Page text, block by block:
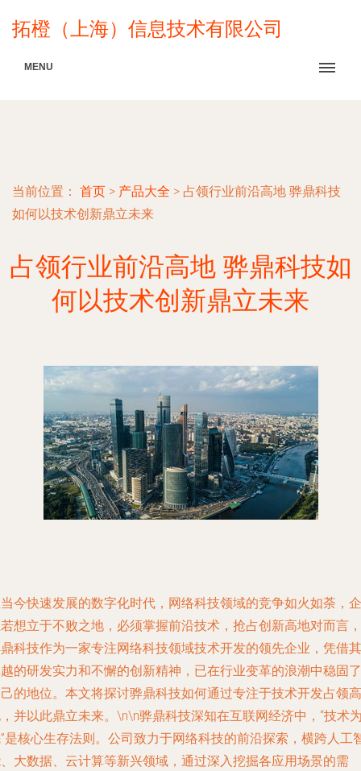
拓橙（上海）信息技术有限公司
MENU
当前位置： 首页 > 产品大全 > 占领行业前沿高地 骅鼎科技
如何以技术创新鼎立未来
占领行业前沿高地 骅鼎科技如
何以技术创新鼎立未来
今快速发展的数字化时代，网络科技领域的竞争如火如荼，企
想立于不败之地，必须掌握前沿技术，抢占创新高地对而言，
科技作为一家专注网络科技领域技术开发的领先企业，凭借其
的研发实力和不懈的创新精神，已在行业变革的浪潮中稳固了
的地位。本文将探讨骅鼎科技如何通过专注于技术开发占领高
并以此鼎立未来。\n\n骅鼎科技深知在互联网经济中，“技术
是核心生存法则。公司致力于网络科技的前沿探索，横跨人工
大数据、云计算等新兴领域，通过深入挖掘各应用场景的需